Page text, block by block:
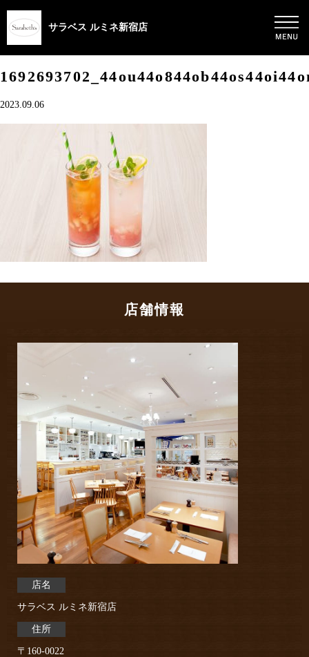
サラベス ルミネ新宿店
2023.09.06
店舗情報
店名
サラベス ルミネ新宿店
住所
〒160-0022